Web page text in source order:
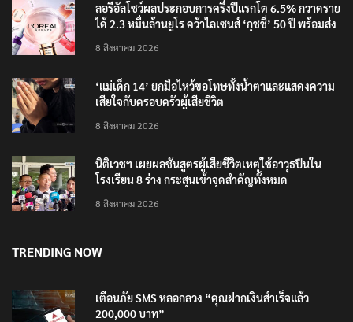
ลอรีอัลโชว์ผลประกอบการครึ่งปีแรกโต 6.5% กวาดราย
ได้ 2.3 หมื่นล้านยูโร คว้าไลเซนส์ ‘กุชชี่’ 50 ปี พร้อมส่ง
8 สิงหาคม 2026
‘แม่เด็ก 14’ ยกมือไหว้ขอโทษทั้งน้ำตาและแสดงความ
เสียใจกับครอบครัวผู้เสียชีวิต
8 สิงหาคม 2026
นิติเวชฯ เผยผลชันสูตรผู้เสียชีวิตเหตุใช้อาวุธปืนใน
โรงเรียน 8 ร่าง กระสุนเข้าจุดสำคัญทั้งหมด
8 สิงหาคม 2026
TRENDING NOW
เตือนภัย SMS หลอกลวง “คุณฝากเงินสำเร็จแล้ว
200,000 บาท”